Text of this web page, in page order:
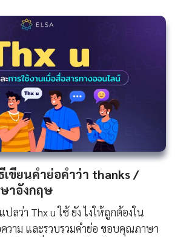
เขียนคำย่อคำว่า thanks /
าอังกฤษ
ลว่า Thx u ใช้ ยัง ไงให้ถูกต้องใน
วาม และรวบรวมคำย่อ ขอบคุณภาษา